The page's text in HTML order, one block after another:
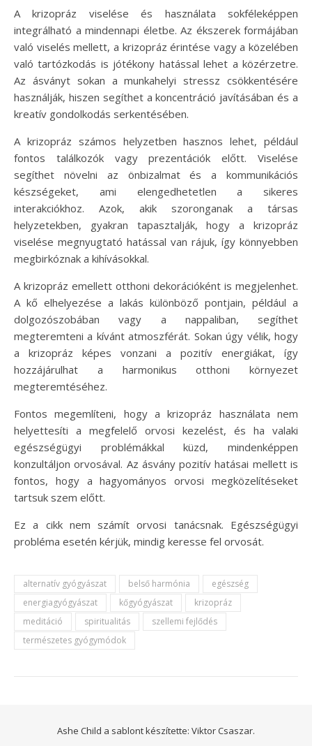
A krizopráz viselése és használata sokféleképpen
integrálható a mindennapi életbe. Az ékszerek formájában
való viselés mellett, a krizopráz érintése vagy a közelében
való tartózkodás is jótékony hatással lehet a közérzetre.
Az ásványt sokan a munkahelyi stressz csökkentésére
használják, hiszen segíthet a koncentráció javításában és a
kreatív gondolkodás serkentésében.
A krizopráz számos helyzetben hasznos lehet, például
fontos találkozók vagy prezentációk előtt. Viselése
segíthet növelni az önbizalmat és a kommunikációs
készségeket, ami elengedhetetlen a sikeres
interakciókhoz. Azok, akik szoronganak a társas
helyzetekben, gyakran tapasztalják, hogy a krizopráz
viselése megnyugtató hatással van rájuk, így könnyebben
megbirkóznak a kihívásokkal.
A krizopráz emellett otthoni dekorációként is megjelenhet.
A kő elhelyezése a lakás különböző pontjain, például a
dolgozószobában vagy a nappaliban, segíthet
megteremteni a kívánt atmoszférát. Sokan úgy vélik, hogy
a krizopráz képes vonzani a pozitív energiákat, így
hozzájárulhat a harmonikus otthoni környezet
megteremtéséhez.
Fontos megemlíteni, hogy a krizopráz használata nem
helyettesíti a megfelelő orvosi kezelést, és ha valaki
egészségügyi problémákkal küzd, mindenképpen
konzultáljon orvosával. Az ásvány pozitív hatásai mellett is
fontos, hogy a hagyományos orvosi megközelítéseket
tartsuk szem előtt.
Ez a cikk nem számít orvosi tanácsnak. Egészségügyi
probléma esetén kérjük, mindig keresse fel orvosát.
alternatív gyógyászat belső harmónia
egészség
energiagyógyászat
kőgyógyászat
krizopráz
meditáció
spiritualitás
szellemi fejlődés
természetes gyógymódok
Ashe Child a sablont készítette: Viktor Csaszar.